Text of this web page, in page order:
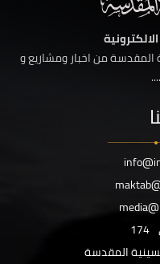
المقدسة من اخبار ومشاريع و
174
المقدسة